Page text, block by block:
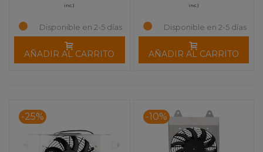
inc.)
Disponible en 2-5 días
AÑADIR AL CARRITO
inc.)
Disponible en 2-5 días
AÑADIR AL CARRITO
-25% -10%